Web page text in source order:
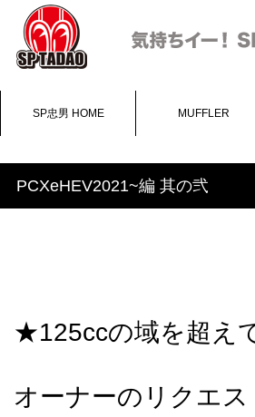
SP忠男 HOME MUFFLER
PCXeHEV2021~編 其の弐
★125ccの域を超え
オーナーのリクエ